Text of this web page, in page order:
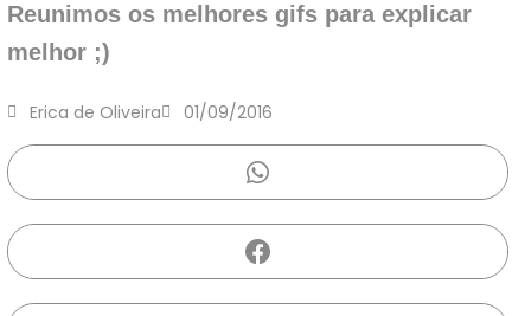
Reunimos os melhores gifs para explicar
melhor ;)
Erica de Oliveira 01/09/2016